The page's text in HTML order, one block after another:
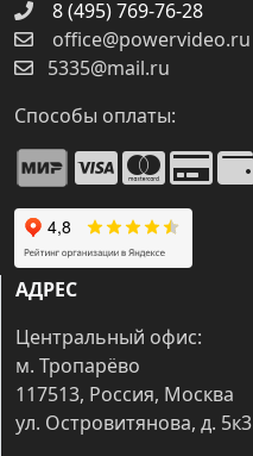
8 (495) 769-76-28
office@powervideo.ru
5335@mail.ru
Способы оплаты:
АДРЕС
Центральный офис:
м. Тропарёво
117513, Россия, Москва
ул. Островитянова, д. 5к3